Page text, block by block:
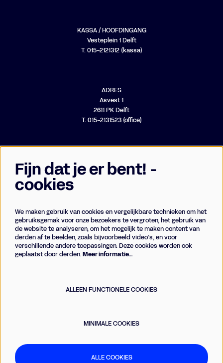
KASSA / HOOFDINGANG
Vesteplein 1 Delft
T. 015-2121312 (kassa)
ADRES
Asvest 1
2611 PK Delft
T. 015-2131523 (office)
Businessclub
Vrienden
Techniek
Deze site wordt beschermd door reCAPTCHA, dataverwerking gebeurt in overeenstemming met de Cloud Data
Fijn dat je er bent! -
cookies
We maken gebruik van cookies en vergelijkbare technieken om het
gebruiksgemak voor onze bezoekers te vergroten, het gebruik van
de website te analyseren, om het mogelijk te maken content van
derden af te beelden, zoals bijvoorbeeld video’s, en voor
verschillende andere toepassingen. Deze cookies worden ook
geplaatst door derden.Meer informatie…
ALLEEN FUNCTIONELE COOKIES
MINIMALE COOKIES
ALLE COOKIES